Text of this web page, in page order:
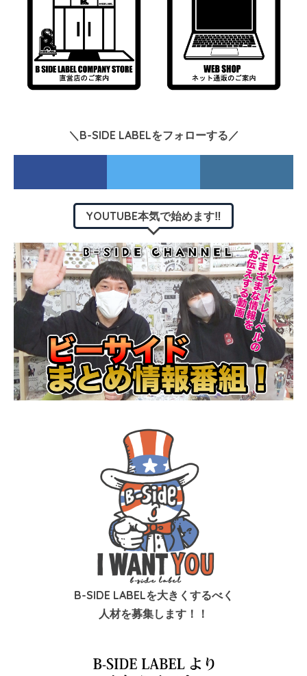
＼B-SIDE LABELをフォローする／
YOUTUBE本気で始めます‼︎
B-SIDE LABELを大きくするべく
人材を募集します！！